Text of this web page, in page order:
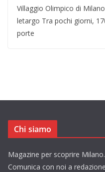
Villaggio Olimpico di
letargo Tra pochi giorni,
porte
Chi siamo
Magazine per scoprire
Comunica con noi a